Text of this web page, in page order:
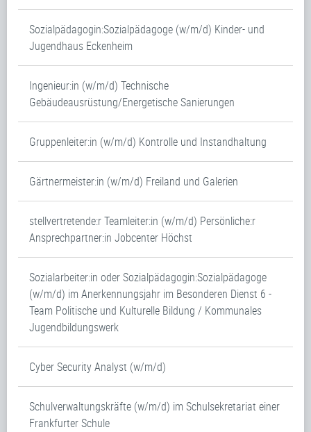
Sozialpädagogin:Sozialpädagoge (w/m/d) Kinder- und
Jugendhaus Eckenheim
Ingenieur:in (w/m/d) Technische
Gebäudeausrüstung/Energetische Sanierungen
Gruppenleiter:in (w/m/d) Kontrolle und Instandhaltung
Gärtnermeister:in (w/m/d) Freiland und Galerien
stellvertretende:r Teamleiter:in (w/m/d) Persönliche:r
Ansprechpartner:in Jobcenter Höchst
Sozialarbeiter:in oder Sozialpädagogin:Sozialpädagoge
(w/m/d) im Anerkennungsjahr im Besonderen Dienst 6 -
Team Politische und Kulturelle Bildung / Kommunales
Jugendbildungswerk
Cyber Security Analyst (w/m/d)
Schulverwaltungskräfte (w/m/d) im Schulsekretariat einer
Frankfurter Schule